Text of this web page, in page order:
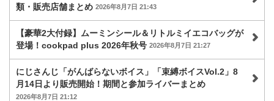
類・販売店舗まとめ 2026年8月7日 21:43
【豪華2大付録】ムーミンシール＆リトルミイエコバッグが
登場！cookpad plus 2026年秋号 2026年8月7日 21:27
にじさんじ「がんばらないボイス」「束縛ボイスVol.2」8
月14日より販売開始！期間と参加ライバーまとめ
2026年8月7日 21:12